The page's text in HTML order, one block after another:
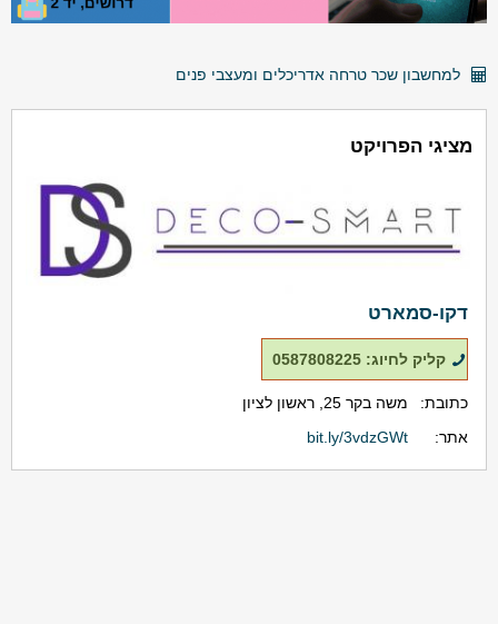
למחשבון שכר טרחה אדריכלים ומעצבי פנים
מציגי הפרויקט
דקו-סמארט
קליק לחיוג: 0587808225
כתובת:
משה בקר 25, ראשון לציון
אתר:
bit.ly/3vdzGWt